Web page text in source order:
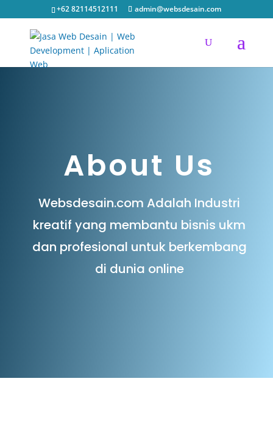
TEMUKAN SOLUSI YANG ANDA BUTUHKAN DI SINI
TEMUKAN SOLUSI YANG ANDA BUTUHKAN DI SINI
Pesan Sekarang
+62 82114512111 admin@websdesain.com
About Us
Websdesain.com Adalah Industri
kreatif yang membantu bisnis ukm
dan profesional untuk berkembang
di dunia online